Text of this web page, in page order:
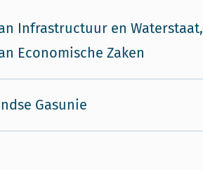
Infrastructuur en Waterstaat,
Economische Zaken
Gasunie